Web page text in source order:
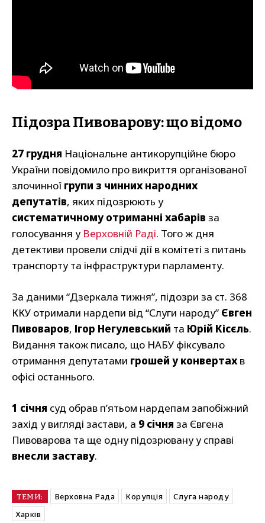
Підозра Пивоварову: що відомо
27 грудня Національне антикорупційне бюро
України повідомило про викриття організованої
злочинної групи з чинних народних
депутатів, яких підозрюють у
систематичному отриманні хабарів за
голосування у Верховній Раді. Того ж дня
детективи провели слідчі дії в комітеті з питань
транспорту та інфраструктури парламенту.
За даними “Дзеркала тижня”, підозри за ст. 368
ККУ отримали нардепи від “Слуги народу” Євген
Пивоваров, Ігор Негулевський та Юрій Кісєль.
Видання також писало, що НАБУ фіксувало
отримання депутатами грошей у конвертахв
офісі останнього.
1 січня суд обрав п’ятьом нардепам запобіжний
захід у вигляді застави, а 9 січня за Євгена
Пивоварова та ще одну підозрювану у справі
внесли заставу.
ТЕМИ: Верховна Рада Корупція
Слуга народу
Харків